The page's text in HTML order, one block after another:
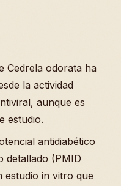
Cedrela odorata ha
la actividad
aunque es
estudio.
antidiabético
detallado (PMID
estudio in vitro que